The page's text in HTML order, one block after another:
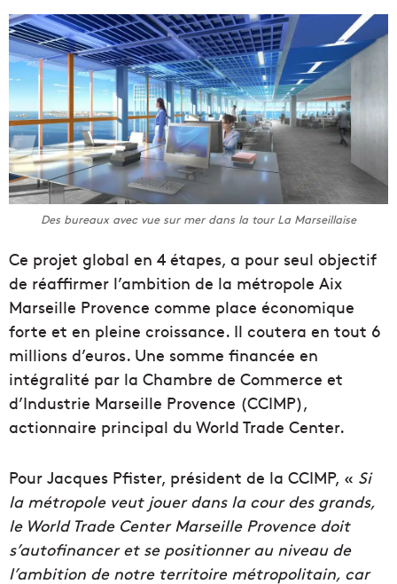
Des bureaux avec vue sur mer dans la tour La Marseillaise
Ce projet global en 4 étapes, a pour seul objectif
de réaffirmer l’ambition de la métropole Aix
Marseille Provence comme place économique
forte et en pleine croissance. Il coutera en tout 6
millions d’euros. Une somme financée en
intégralité par la Chambre de Commerce et
d’Industrie Marseille Provence (CCIMP),
actionnaire principal du World Trade Center.
Pour Jacques Pfister, président de la CCIMP, « Si
la métropole veut jouer dans la cour des grands,
le World Trade Center Marseille Provence doit
s’autofinancer et se positionner au niveau de
l’ambition de notre territoire métropolitain, car